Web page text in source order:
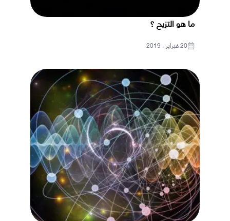
ما هو التزيح ؟
20 فبراير ، 2019